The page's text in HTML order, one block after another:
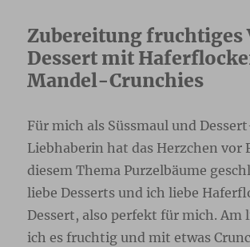
Zubereitung fruchtiges
Dessert mit
Mandel-Crunchies
Für mich als Süssmaul und
Liebhaberin hat das Herzchen vor
diesem Thema Purzelbäume
liebe Desserts und ich liebe
Dessert, also perfekt für mich. Am
ich es fruchtig und mit etwas